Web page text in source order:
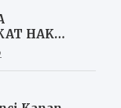
HAK